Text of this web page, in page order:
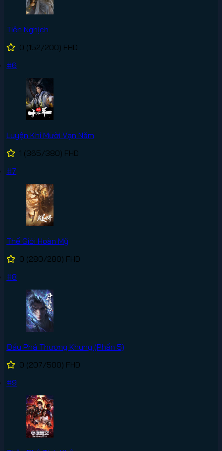
Tiên Nghịch
0 (152/200) FHD
#6
Luyện Khí Mười Vạn Năm
1 (365/380) FHD
#7
Thế Giới Hoàn Mỹ
0 (280/280) FHD
#8
Đấu Phá Thương Khung (Phần 5)
0 (207/500) FHD
#9